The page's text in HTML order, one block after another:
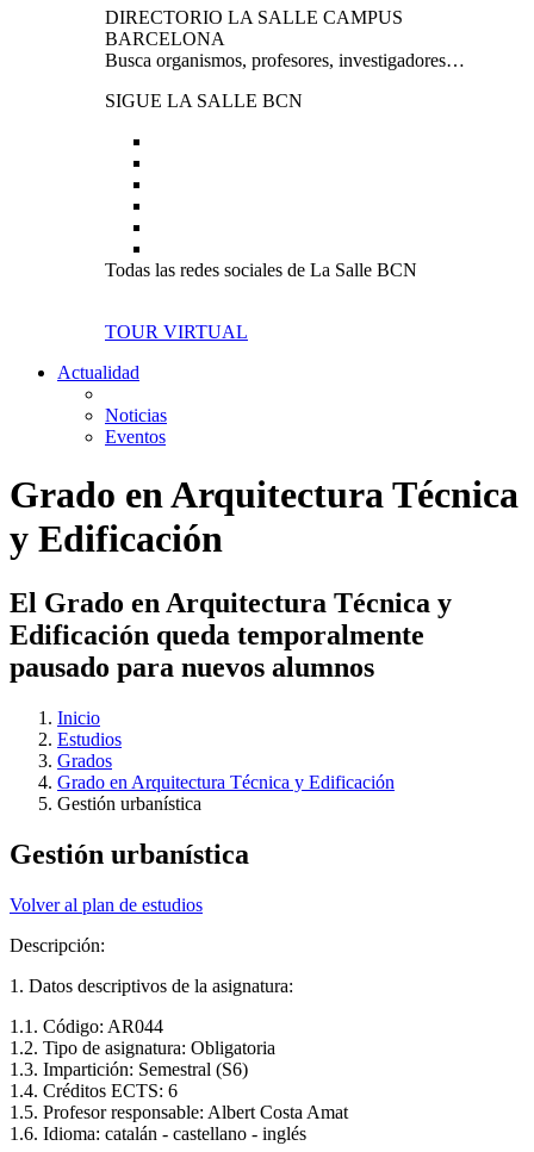
DIRECTORIO LA SALLE CAMPUS
BARCELONA
Busca organismos, profesores, investigadores…
SIGUE LA SALLE BCN
Todas las redes sociales de La Salle BCN
TOUR VIRTUAL
Actualidad
Noticias
Eventos
Grado en Arquitectura Técnica
y Edificación
El Grado en Arquitectura Técnica y
Edificación queda temporalmente
pausado para nuevos alumnos
Inicio
Estudios
Grados
Grado en Arquitectura Técnica y Edificación
Gestión urbanística
Gestión urbanística
Volver al plan de estudios
Descripción:
1. Datos descriptivos de la asignatura:
1.1. Código: AR044
1.2. Tipo de asignatura: Obligatoria
1.3. Impartición: Semestral (S6)
1.4. Créditos ECTS: 6
1.5. Profesor responsable: Albert Costa Amat
1.6. Idioma: catalán - castellano - inglés